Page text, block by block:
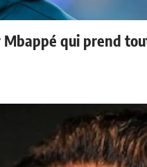
Mbappé qui prend